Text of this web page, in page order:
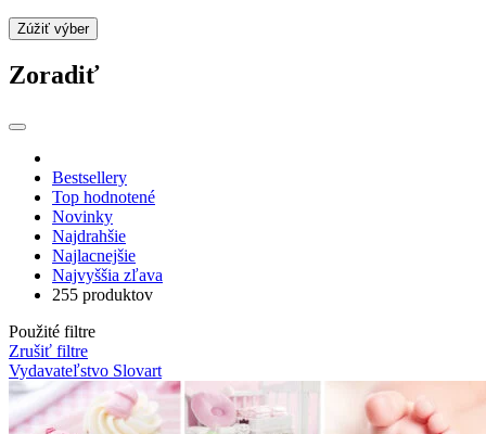
Zúžiť výber
Zoradiť
Bestsellery
Top hodnotené
Novinky
Najdrahšie
Najlacnejšie
Najvyššia zľava
255 produktov
Použité filtre
Zrušiť filtre
Vydavateľstvo Slovart